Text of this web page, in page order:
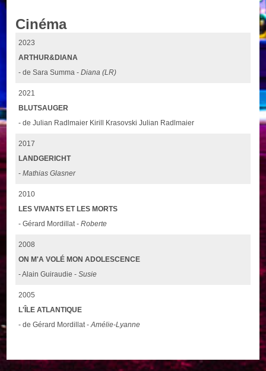
Cinéma
2023
ARTHUR&DIANA
- de Sara Summa -Diana (LR)
2021
BLUTSAUGER
- de Julian Radlmaier Kirill Krasovski Julian Radlmaier
2017
LANDGERICHT
-Mathias Glasner
2010
LES VIVANTS ET LES MORTS
- Gérard Mordillat -Roberte
2008
ON M'A VOLÉ MON ADOLESCENCE
- Alain Guiraudie -Susie
2005
L'ÎLE ATLANTIQUE
- de Gérard Mordillat -Amélie-Lyanne